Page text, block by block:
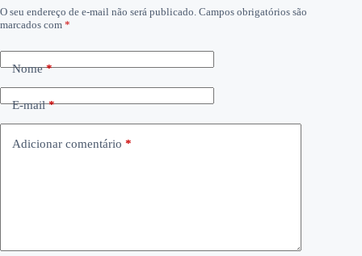
O seu endereço de e-mail não será publicado. Campos obrigatórios são
marcados com *
Nome*
E-mail*
Adicionar comentário *